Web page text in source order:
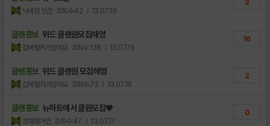
닉네임 인간 조회수:42 | 13.07.19
2
클랜홍보 위드 클랜원모집해영
집에럴커가있어요 조회수:128 | 13.07.19
16
클랜홍보 위드 클랜원 모집해염
집에럴커가있어요 조회수:72 | 13.07.18
2
클랜홍보 뉴하트에서 클원모집♥
초대형거인 조회수:47 | 13.07.17
0